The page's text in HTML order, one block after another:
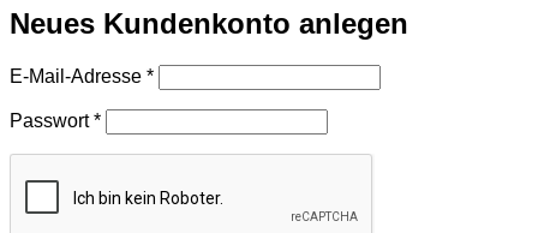
Neues Kundenkonto anlegen
E-Mail-Adresse *Erforderlich
Passwort*Erforderlich